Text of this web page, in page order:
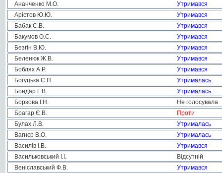
Ананченко М.О.
Утримався
Арістов Ю.Ю.
Утримався
Бабак С.В.
Утримався
Бакумов О.С.
Утримався
Безгін В.Ю.
Утримався
Беленюк Ж.В.
Утримався
Боблях А.Р.
Утримався
Богуцька Є.П.
Утрималась
Бондар Г.В.
Утрималась
Борзова І.Н.
Не голосувала
Брагар Є.В.
Проти
Булах Л.В.
Утрималась
Вагнєр В.О.
Утрималась
Василів І.В.
Утримався
Васильковський І.І.
Відсутній
Веніславський Ф.В.
Утримався